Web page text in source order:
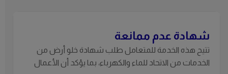
شهادة عدم ممانعة
تتيح هذه الخدمة للمتعامل طلب شهادة خلو أرض من
الخدمات من الاتحاد للماء والكهرباء، بما يؤكد أن الأعمال